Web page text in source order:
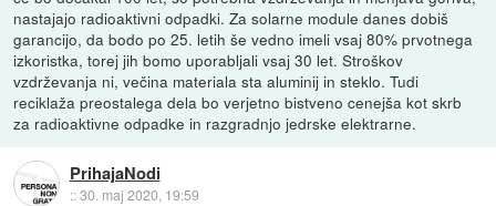
nastajajo radioaktivni odpadki. Za solarne module danes dobiš
garancijo, da bodo po 25. letih še vedno imeli vsaj 80% prvotnega
izkoristka, torej jih bomo uporabljali vsaj 30 let. Stroškov
vzdrževanja ni, večina materiala sta aluminij in steklo. Tudi
reciklaža preostalega dela bo verjetno bistveno cenejša kot skrb
za radioaktivne odpadke in razgradnjo jedrske elektrarne.
PrihajaNodi
::30. maj 2020, 19:59